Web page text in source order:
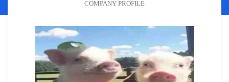
COMPANY PROFILE